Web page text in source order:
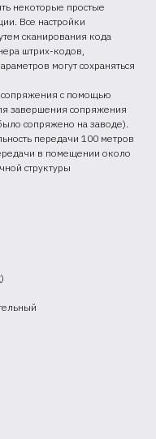
некоторые простые
Все настройки
сканирования кода
штрих-кодов,
могут сохраняться
с помощью
завершения сопряжения
сопряжено на заводе).
передачи 100 метров
в помещении около
структуры